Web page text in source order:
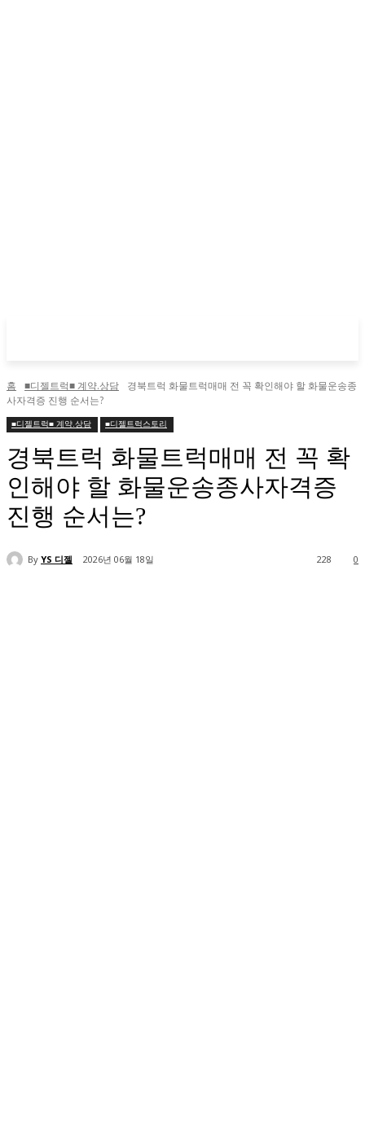
홈 ■디젤트럭■ 계약.상담
경북트럭 화물트럭매매 전 꼭 확인해야 할 화물운송종
사자격증 진행 순서는?
■디젤트럭■ 계약.상담 ■디젤트럭스토리
경북트럭 화물트럭매매 전 꼭 확
인해야 할 화물운송종사자격증
진행 순서는?
By YS 디젤 2026년 06월 18일 0
228